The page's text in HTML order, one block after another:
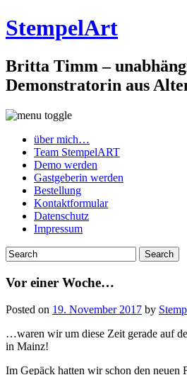
StempelArt
Britta Timm –
Demonstratorin aus
über mich…
Team StempelART
Demo werden
Gastgeberin werden
Bestellung
Kontaktformular
Datenschutz
Impressum
Vor einer Woche…
Posted on 19. November 2017 by
…waren wir um diese Zeit gerade auf
in Mainz!
Im Gepäck hatten wir schon den neuen